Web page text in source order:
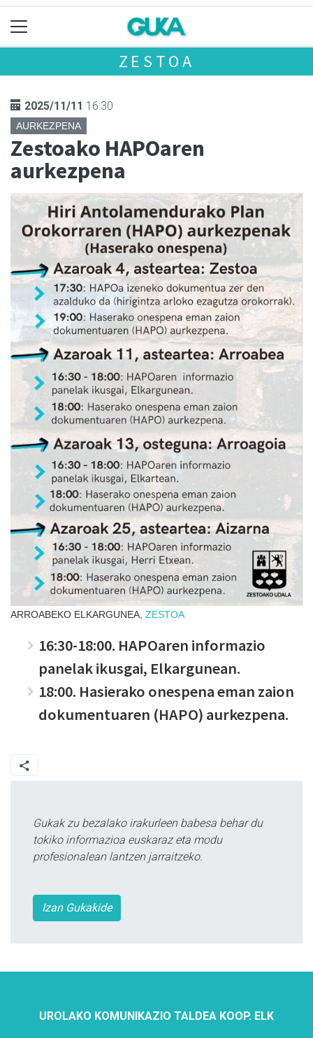
ZESTOA
2025/11/11 16:30
AURKEZPENA
Zestoako HAPOaren
aurkezpena
ARROABEKO ELKARGUNEA, ZESTOA
16:30-18:00. HAPOaren informazio
panelak ikusgai, Elkargunean.
18:00. Hasierako onespena eman zaion
dokumentuaren (HAPO) aurkezpena.
Gukak zu bezalako irakurleen babesa behar du
tokiko informazioa euskaraz eta modu
profesionalean lantzen jarraitzeko.
Izan Gukakide
UROLAKO KOMUNIKAZIO TALDEA KOOP. ELK